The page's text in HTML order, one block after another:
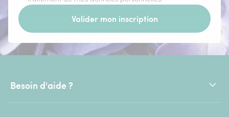
Valider mon inscription
Besoin d'aide ?